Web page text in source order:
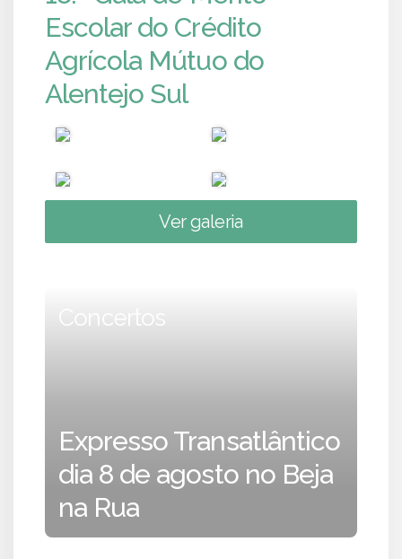
Escolar do Crédito
Agrícola Mútuo do
Alentejo Sul
Ver galeria
Concertos
Expresso Transatlântico
dia 8 de agosto no Beja
na Rua